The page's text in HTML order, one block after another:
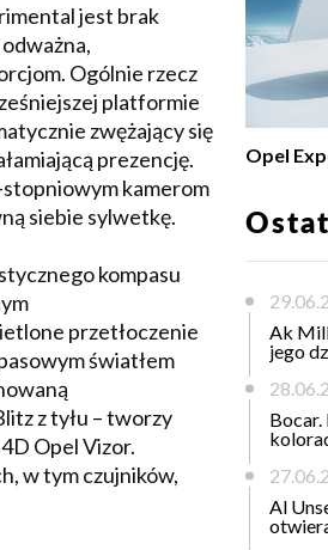
jest brak
Ogólnie rzecz
platformie
zwężający się
prezencję.
kamerom
siebie sylwetkę.
kompasu
przetłoczenie
światłem
z tyłu – tworzy
Opel Vizor.
w tym czujników,
Opel
Ak
jego
Al